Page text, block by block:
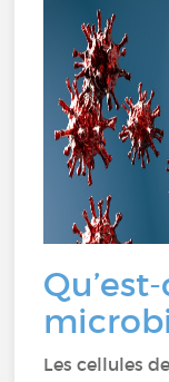
Les cellules